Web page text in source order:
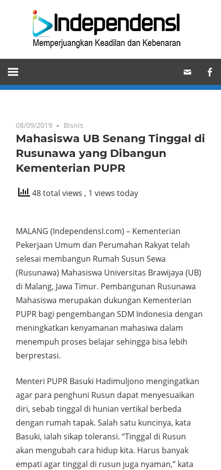
Memperjuangkan
Keadilan
dan
08/09/2019 Bisnis
Mahasiswa UB Senang Tinggal di
Rusunawa yang Dibangun
Kementerian PUPR
48 total views , 1 views today
MALANG (IndependensI.com) – Kementerian
Pekerjaan Umum dan Perumahan Rakyat telah
selesai membangun Rumah Susun Sewa
(Rusunawa) Mahasiswa Universitas Brawijaya (UB)
di Malang, Jawa Timur. Pembangunan Rusunawa
Mahasiswa merupakan dukungan Kementerian
PUPR bagi pengembangan SDM Indonesia dengan
meningkatkan kenyamanan mahasiwa dalam
menempuh proses belajar sehingga bisa lebih
berprestasi.
Menteri PUPR Basuki Hadimuljono mengingatkan
agar para penghuni Rusun dapat menyesuaikan
diri, sebab tinggal di hunian vertikal berbeda
dengan rumah tapak. Salah satu kuncinya, kata
Basuki, ialah sikap toleransi. “Tinggal di Rusun
akan mengubah cara hidup kita. Harus banyak
empati agar tinggal di rusun juga nyaman,” kata